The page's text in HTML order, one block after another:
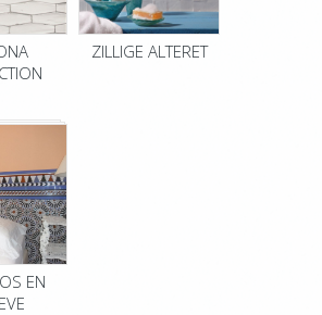
ZILLIGE ALTERET
EN